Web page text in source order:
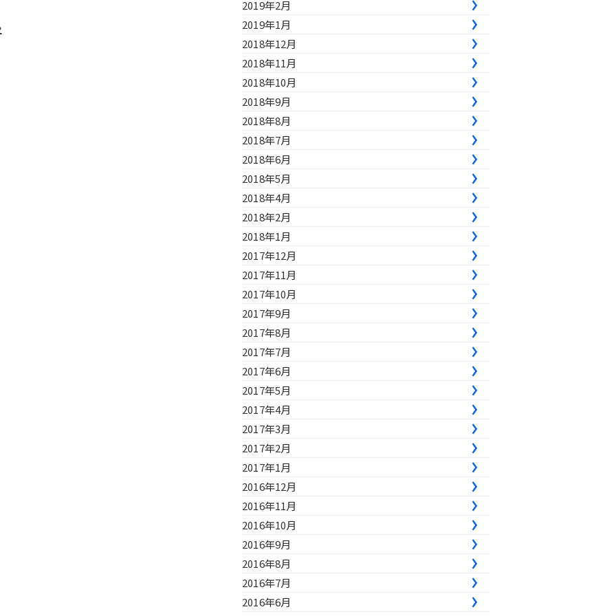
2019年2月
2019年1月
2018年12月
2018年11月
2018年10月
2018年9月
2018年8月
2018年7月
2018年6月
2018年5月
2018年4月
2018年2月
2018年1月
2017年12月
2017年11月
2017年10月
2017年9月
2017年8月
2017年7月
2017年6月
2017年5月
2017年4月
2017年3月
2017年2月
2017年1月
2016年12月
2016年11月
2016年10月
2016年9月
2016年8月
2016年7月
2016年6月